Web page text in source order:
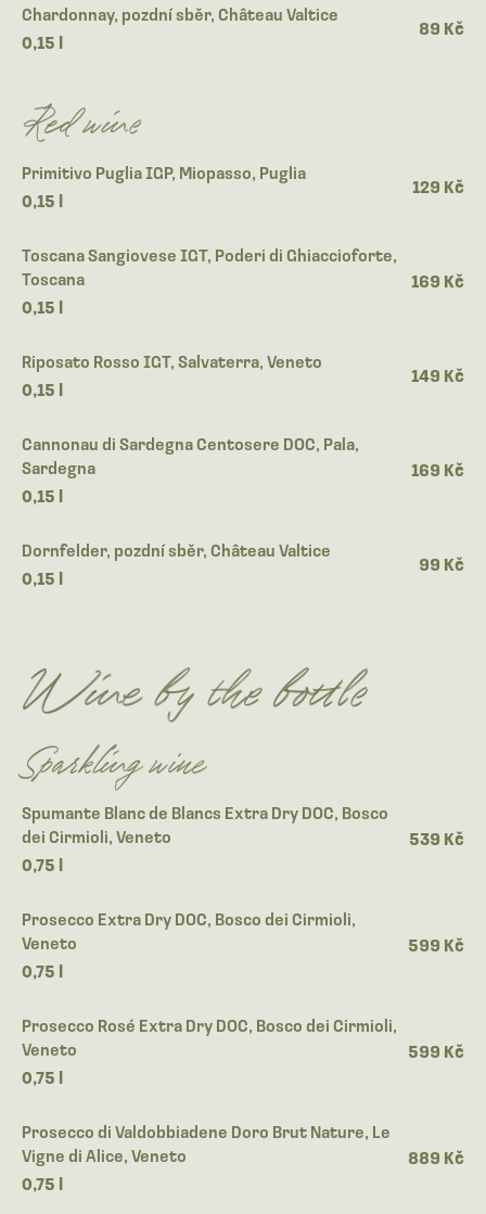
Chardonnay, pozdní sběr, Château Valtice
0,15 l
89 Kč
Red wine
Primitivo Puglia IGP, Miopasso, Puglia
0,15 l
129 Kč
Toscana Sangiovese IGT, Poderi di Ghiaccioforte,
Toscana
0,15 l
169 Kč
Riposato Rosso IGT, Salvaterra, Veneto
0,15 l
149 Kč
Cannonau di Sardegna Centosere DOC, Pala,
Sardegna
0,15 l
169 Kč
Dornfelder, pozdní sběr, Château Valtice
0,15 l
99 Kč
Wine by the bottle
Sparkling wine
Spumante Blanc de Blancs Extra Dry DOC, Bosco
dei Cirmioli, Veneto
0,75 l
539 Kč
Prosecco Extra Dry DOC, Bosco dei Cirmioli,
Veneto
0,75 l
599 Kč
Prosecco Rosé Extra Dry DOC, Bosco dei Cirmioli,
Veneto
0,75 l
599 Kč
Prosecco di Valdobbiadene Doro Brut Nature, Le
Vigne di Alice, Veneto
0,75 l
889 Kč